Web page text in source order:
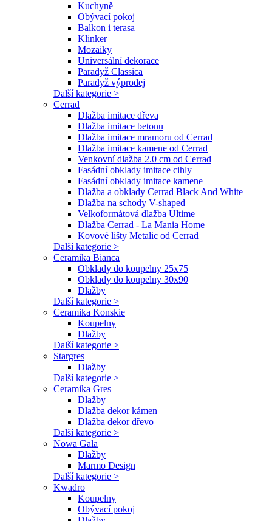
Kuchyně
Obývací pokoj
Balkon i terasa
Klinker
Mozaiky
Universální dekorace
Paradyž Classica
Paradyž výprodej
Další kategorie >
Cerrad
Dlažba imitace dřeva
Dlažba imitace betonu
Dlažba imitace mramoru od Cerrad
Dlažba imitace kamene od Cerrad
Venkovní dlažba 2.0 cm od Cerrad
Fasádní obklady imitace cihly
Fasádní obklady imitace kamene
Dlažba a obklady Cerrad Black And White
Dlažba na schody V-shaped
Velkoformátová dlažba Ultime
Dlažba Cerrad - La Mania Home
Kovové lišty Metalic od Cerrad
Další kategorie >
Ceramika Bianca
Obklady do koupelny 25x75
Obklady do koupelny 30x90
Dlažby
Další kategorie >
Ceramika Konskie
Koupelny
Dlažby
Další kategorie >
Stargres
Dlažby
Další kategorie >
Ceramika Gres
Dlažby
Dlažba dekor kámen
Dlažba dekor dřevo
Další kategorie >
Nowa Gala
Dlažby
Marmo Design
Další kategorie >
Kwadro
Koupelny
Obývací pokoj